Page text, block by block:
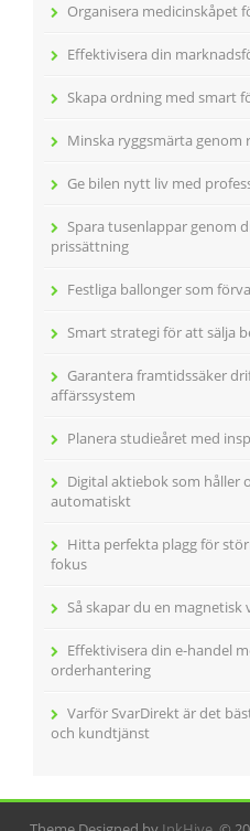
Organisera medicinskåpet
Effektivisera din
Skapa ordning med smart
Minska ryggsmärta
Ge bilen nytt liv med
Spara tusenlappar genom
prissättning
Festliga ballonger som
Smart strategi för att sälja
Garantera framtidssäker
affärssystem
Planera studieåret med
Digital aktiebok som håller
automatiskt
Hitta perfekta plagg för
fokus
Så skapar du en
Effektivisera din e-handel
orderhantering
Varför SvarDirekt är det
och kundtjänst